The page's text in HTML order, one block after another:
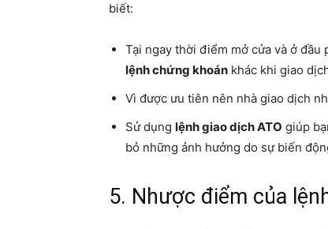
biết:
Tại ngay thời điểm mở cửa và ở
lệnh chứng khoán khác khi giao
Vì được ưu tiên nên nhà giao dịch
Sử dụng lệnh giao dịch ATO giúp
bỏ những ảnh hưởng do sự biến
5. Nhược điểm của